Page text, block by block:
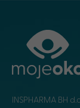
INSPHARMA BH